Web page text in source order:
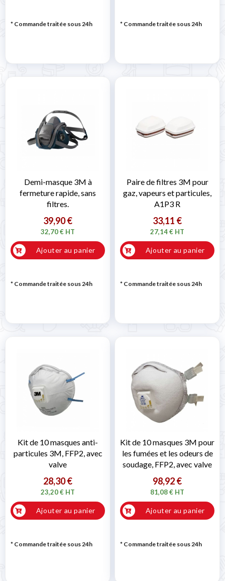
* Commande traitée sous 24h * Commande traitée sous 24h
Demi-masque 3M à
fermeture rapide, sans
filtres.
39,90 €
32,70 € HT
Ajouter au panier
* Commande traitée sous 24h
Paire de filtres 3M pour
gaz, vapeurs et particules,
A1P3 R
33,11 €
27,14 € HT
Ajouter au panier
* Commande traitée sous 24h
Kit de 10 masques anti-
particules 3M, FFP2, avec
valve
28,30 €
23,20 € HT
Ajouter au panier
* Commande traitée sous 24h
Kit de 10 masques 3M pour
les fumées et les odeurs de
soudage, FFP2, avec valve
98,92 €
81,08 € HT
Ajouter au panier
* Commande traitée sous 24h